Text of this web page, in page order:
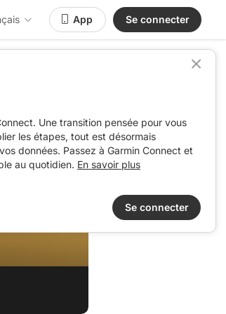
App Se connecter
Une transition pensée pour vous
les étapes, tout est désormais
données. Passez à Garmin Connect et
au quotidien. En savoir plus
Se connecter